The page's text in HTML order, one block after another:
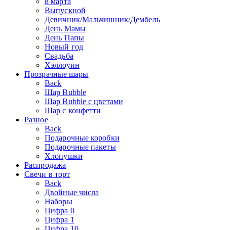
Выпускной
Девичник/Мальчишник/Дембель
День Мамы
День Папы
Новый год
Свадьба
Хэллоуин
Прозрачные шары
Back
Шар Bubble
Шар Bubble с цветами
Шар с конфетти
Разное
Back
Подарочные коробки
Подарочные пакеты
Хлопушки
Распродажа
Свечи в торт
Back
Двойные числа
Наборы
Цифра 0
Цифра 1